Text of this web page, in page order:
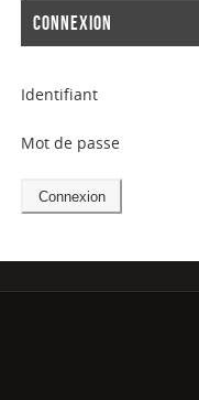
CONNEXION
Identifiant
Mot de passe